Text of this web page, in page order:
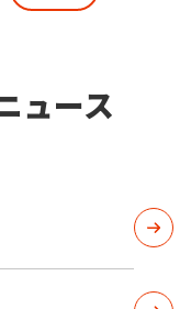
ュース